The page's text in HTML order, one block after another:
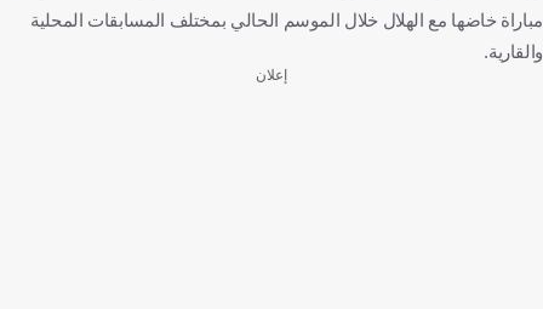
مباراة خاضها مع الهلال خلال الموسم الحالي بمختلف المسابقات المحلية
والقارية.
إعلان